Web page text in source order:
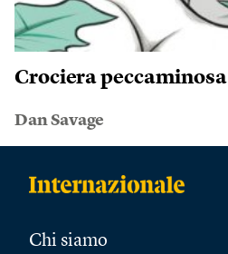
Crociera peccaminosa
Dan Savage
Chi siamo